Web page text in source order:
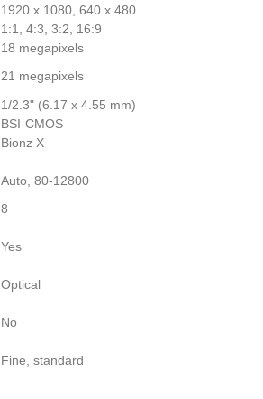
1920 x 1080, 640 x 480
1:1, 4:3, 3:2, 16:9
18 megapixels
21 megapixels
1/2.3" (6.17 x 4.55 mm)
BSI-CMOS
Bionz X
Auto, 80-12800
8
Yes
Optical
No
Fine, standard